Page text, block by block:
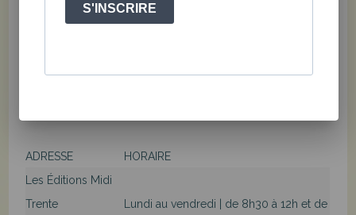
votre commande est prête, vous pourrez passer nous voir
ADRESSE
HORAIRE
Les Éditions Midi
Trente
Lundi au vendredi | de 8h30 à 12h et de
S'INSCRIRE